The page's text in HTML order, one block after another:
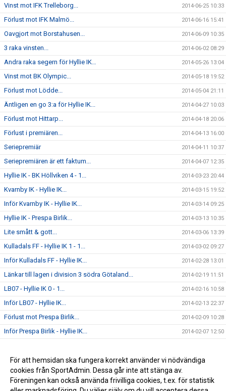
Vinst mot IFK Trelleborg... 2014-06-25 10:33
Förlust mot IFK Malmö... 2014-06-16 15:41
Oavgjort mot Borstahusen... 2014-06-09 10:35
3 raka vinsten... 2014-06-02 08:29
Andra raka segern för Hyllie IK… 2014-05-26 13:04
Vinst mot BK Olympic... 2014-05-18 19:52
Förlust mot Lödde... 2014-05-04 21:11
Äntligen en go 3:a för Hyllie IK... 2014-04-27 10:03
Förlust mot Hittarp... 2014-04-18 20:06
Förlust i premiären... 2014-04-13 16:00
Seriepremiär 2014-04-11 10:37
Seriepremiären är ett faktum... 2014-04-07 12:35
Hyllie IK - BK Höllviken 4 - 1... 2014-03-23 20:44
Kvarnby IK - Hyllie IK... 2014-03-15 19:52
Inför Kvarnby IK - Hyllie IK... 2014-03-14 09:25
Hyllie IK - Prespa Birlik... 2014-03-13 10:35
Lite smått & gott... 2014-03-06 13:39
Kulladals FF - Hyllie IK 1 - 1... 2014-03-02 09:27
Inför Kulladals FF - Hyllie IK... 2014-02-28 13:01
Länkar till lagen i division 3 södra Götaland... 2014-02-19 11:51
LB07 - Hyllie IK 0 - 1... 2014-02-16 10:58
Inför LB07 - Hyllie IK... 2014-02-13 22:37
Förlust mot Prespa Birlik... 2014-02-09 10:28
Inför Prespa Birlik - Hyllie IK... 2014-02-07 12:50
Saxat från blogg 1938 2014-01-20 09:51
Jesper Rendin klar för Hyllie iK... 2013-12-18 10:05
För att hemsidan ska fungera korrekt använder vi nödvändiga
cookies från SportAdmin. Dessa går inte att stänga av.
Föreningen kan också använda frivilliga cookies, t.ex. för statistik